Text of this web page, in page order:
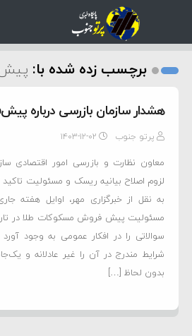
برچسب زده شده با:
هشدار سازمان بازرسی درباره
پرتو جنوب ۱۴۰۳-۱۲-۰۲
معاون نظارت و بازرسی امور اقتصادی
لزوم اصلاح بیانیه ریسک و مسئولیت
به نقل از خبرگزاری مهر، اوایل هفته
مسئولیت پیش فروش مسکوکات طلا در
سوالاتی را در افکار عمومی به وجود
شرایط مندرج در آن را غیر عادلانه و
بدون لحاظ […]